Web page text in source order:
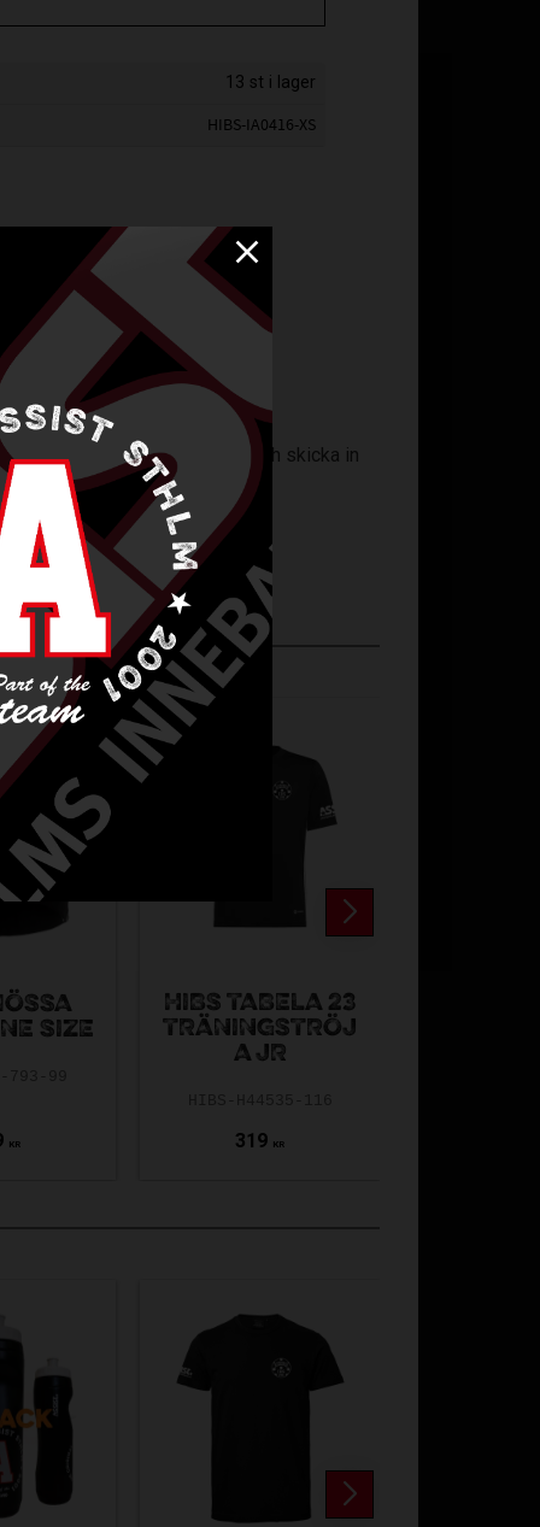
13 st i lager
HIBS-IA0416-XS
på erstartsida
och skicka in
SIZE
KR
HIBS TABELA 23
TRÄNINGSTRÖJ
A JR
319 KR